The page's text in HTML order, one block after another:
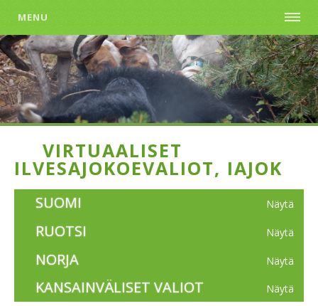
MENU
VIRTUAALISET
ILVESAJOKOEVALIOT, IAJOK
Näytä
SUOMI
Näytä
RUOTSI
Näytä
NORJA
Näytä
KANSAINVÄLISET VALIOT